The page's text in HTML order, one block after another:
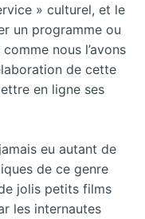
» culturel, et le
un programme ou
nous l’avons
de cette
en ligne ses
eu autant de
de ce genre
jolis petits films
les internautes